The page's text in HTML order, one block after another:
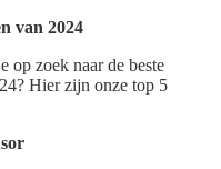
van 2024
op zoek naar de beste
Hier zijn onze top 5